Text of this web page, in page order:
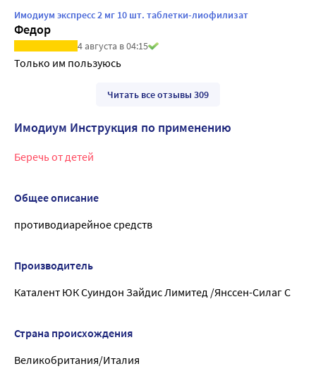
Имодиум экспресс 2 мг 10 шт. таблетки-лиофилизат
Федор
4 августа в 04:15
Только им пользуюсь
Читать все отзывы 309
Имодиум Инструкция по применению
Беречь от детей
Общее описание
противодиарейное средств
Производитель
Каталент ЮК Суиндон Зайдис Лимитед /Янссен-Силаг С
Страна происхождения
Великобритания/Италия